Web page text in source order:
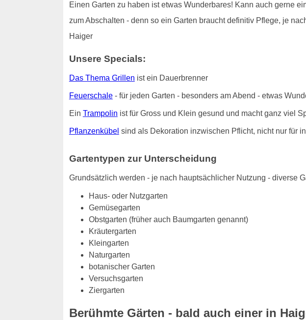
Einen Garten zu haben ist etwas Wunderbares! Kann auch gerne
zum Abschalten - denn so ein Garten braucht definitiv Pflege, je
Haiger
Unsere Specials:
Das Thema Grillen ist ein Dauerbrenner
Feuerschale- für jeden Garten - besonders am Abend - etwas
Ein Trampolin ist für Gross und Klein gesund und macht ganz viel
Pflanzenkübel sind als Dekoration inzwischen Pflicht, nicht nur für
Gartentypen zur Unterscheidung
Grundsätzlich werden - je nach hauptsächlicher Nutzung - diverse
Haus- oder Nutzgarten
Gemüsegarten
Obstgarten (früher auch Baumgarten genannt)
Kräutergarten
Kleingarten
Naturgarten
botanischer Garten
Versuchsgarten
Ziergarten
Berühmte Gärten - bald auch einer in